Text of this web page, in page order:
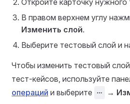
Откройте карточку нужного
В правом верхнем углу
Изменить слой.
Выберите тестовый слой и
Чтобы изменить тестовый
тест-кейсов, используйте
операций и выберите ⋯ →